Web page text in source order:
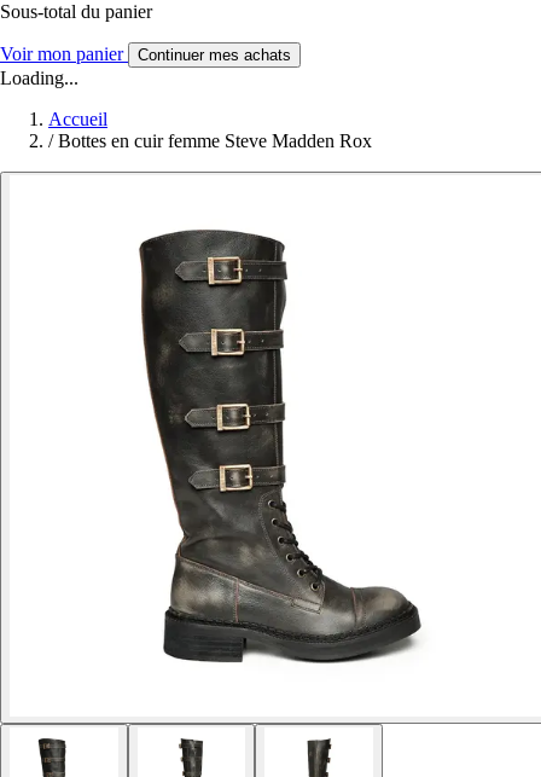
Sous-total du panier
Voir mon panier Continuer mes achats
Loading...
Accueil
/ Bottes en cuir femme Steve Madden Rox